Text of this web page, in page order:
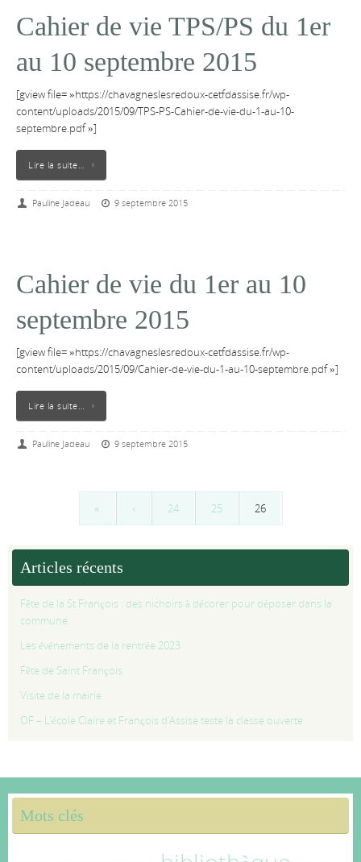
Cahier de vie TPS/PS du 1er
au 10 septembre 2015
[gview file= »https://chavagneslesredoux-cetfdassise.fr/wp-
content/uploads/2015/09/TPS-PS-Cahier-de-vie-du-1-au-10-
septembre.pdf »]
Lire la suite…
Pauline Jadeau 9 septembre 2015
Cahier de vie du 1er au 10
septembre 2015
[gview file= »https://chavagneslesredoux-cetfdassise.fr/wp-
content/uploads/2015/09/Cahier-de-vie-du-1-au-10-septembre.pdf »]
Lire la suite…
Pauline Jadeau 9 septembre 2015
« ‹ 24 25 26
Articles récents
Fête de la St François : des nichoirs à décorer pour déposer dans la
commune
Les événements de la rentrée 2023
Fête de Saint François
Visite de la mairie
OF – L’école Claire et François d’Assise teste la classe ouverte
Mots clés